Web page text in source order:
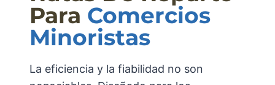
Para Comercios
Minoristas
La eficiencia y la fiabilidad no son